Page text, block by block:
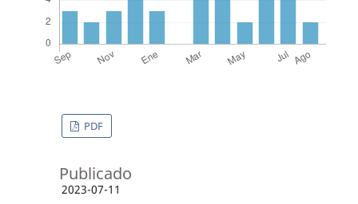
PDF
Publicado
2023-07-11